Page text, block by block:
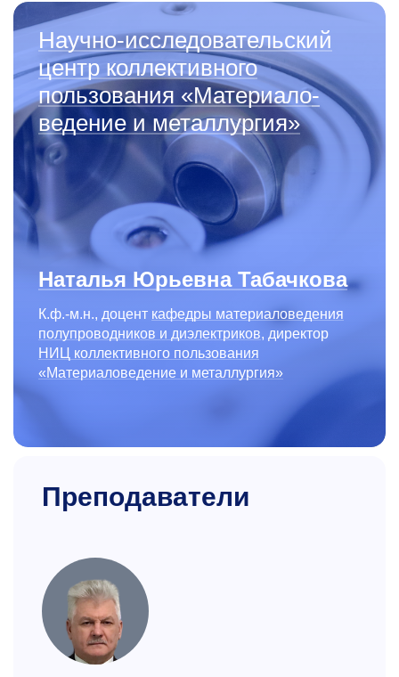
Научно-исследова­тельский
центр коллективного
пользования «Материало­
ведение и металлургия»
Наталья Юрьевна Табачкова
К.ф.-м.н., доцент кафедры материало­ведения
полупровод­ников и диэлектриков, директор
НИЦ коллективного пользования
«Материаловедение и металлургия»
Преподаватели